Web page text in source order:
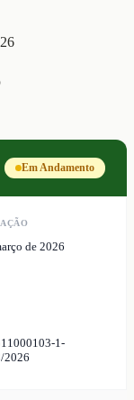
Em Andamento
de 2026
1-
2026